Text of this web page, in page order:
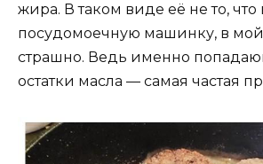
жира. В таком виде её не то, что
посудомоечную машинку, в
страшно. Ведь именно
остатки масла — самая частая